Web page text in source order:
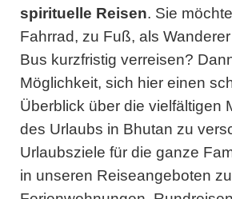
spirituelle Reisen. Sie
Fahrrad, zu Fuß, als
Bus kurzfristig verreisen?
Möglichkeit, sich hier einen
Überblick über die vielfältigen
des Urlaubs in Bhutan zu
Urlaubsziele für die ganze
in unseren Reiseangeboten zu